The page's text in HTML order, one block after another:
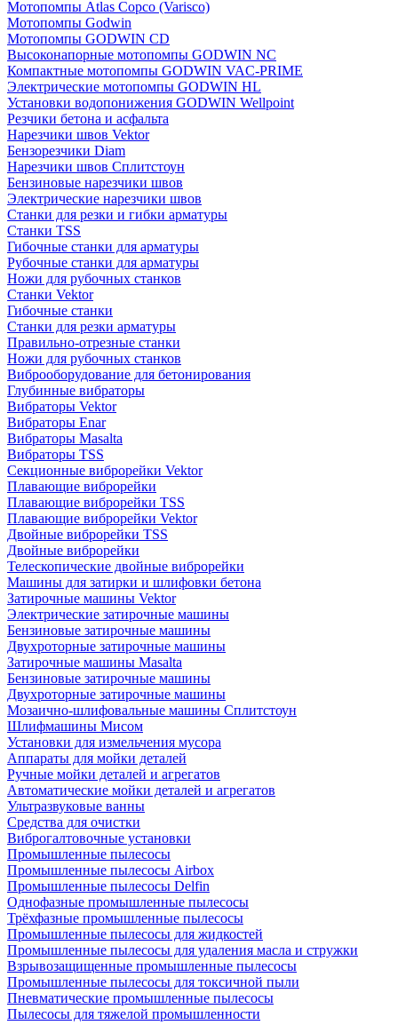
Мотопомпы Atlas Copco (Varisco)
Мотопомпы Godwin
Мотопомпы GODWIN CD
Высоконапорные мотопомпы GODWIN NC
Компактные мотопомпы GODWIN VAC-PRIME
Электрические мотопомпы GODWIN HL
Установки водопонижения GODWIN Wellpoint
Резчики бетона и асфальта
Нарезчики швов Vektor
Бензорезчики Diam
Нарезчики швов Сплитстоун
Бензиновые нарезчики швов
Электрические нарезчики швов
Станки для резки и гибки арматуры
Станки TSS
Гибочные станки для арматуры
Рубочные станки для арматуры
Ножи для рубочных станков
Станки Vektor
Гибочные станки
Станки для резки арматуры
Правильно-отрезные станки
Ножи для рубочных станков
Виброоборудование для бетонирования
Глубинные вибраторы
Вибраторы Vektor
Вибраторы Enar
Вибраторы Masalta
Вибраторы TSS
Секционные виброрейки Vektor
Плавающие виброрейки
Плавающие виброрейки TSS
Плавающие виброрейки Vektor
Двойные виброрейки TSS
Двойные виброрейки
Телескопические двойные виброрейки
Машины для затирки и шлифовки бетона
Затирочные машины Vektor
Электрические затирочные машины
Бензиновые затирочные машины
Двухроторные затирочные машины
Затирочные машины Masalta
Бензиновые затирочные машины
Двухроторные затирочные машины
Мозаично-шлифовальные машины Сплитстоун
Шлифмашины Мисом
Установки для измельчения мусора
Аппараты для мойки деталей
Ручные мойки деталей и агрегатов
Автоматические мойки деталей и агрегатов
Ультразвуковые ванны
Средства для очистки
Виброгалтовочные установки
Промышленные пылесосы
Промышленные пылесосы Airbox
Промышленные пылесосы Delfin
Однофазные промышленные пылесосы
Трёхфазные промышленные пылесосы
Промышленные пылесосы для жидкостей
Промышленные пылесосы для удаления масла и стружки
Взрывозащищенные промышленные пылесосы
Промышленные пылесосы для токсичной пыли
Пневматические промышленные пылесосы
Пылесосы для тяжелой промышленности